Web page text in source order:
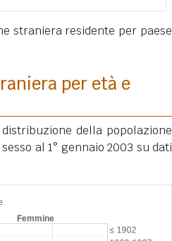
straniera residente per paese
per età e
della popolazione
al 1° gennaio 2003 su dati